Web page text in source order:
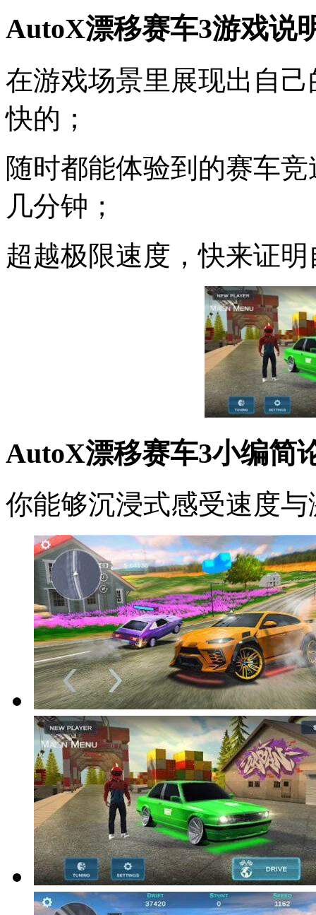
AutoX漂移赛车3游戏说
在游戏场景里展现出自
快的；
随时都能体验到的赛车
几分钟；
超越极限速度，快来证
AutoX漂移赛车3小编简
你能够沉浸式感受速度与